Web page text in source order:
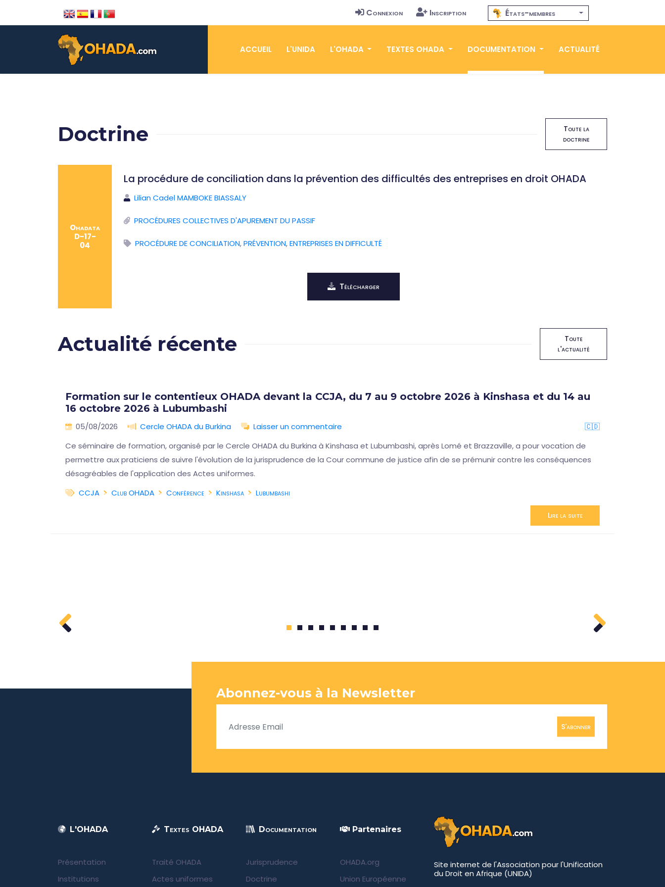
Connexion Inscription États-membres
ACCUEIL L'UNIDA L'OHADA TEXTES OHADA DOCUMENTATION ACTUALITÉ
Doctrine
Toute la
doctrine
Ohadata
D-17-
04
La procédure de conciliation dans la prévention des difficultés des entreprises en droit OHADA
Lilian Cadel MAMBOKE BIASSALY
PROCÉDURES COLLECTIVES D'APUREMENT DU PASSIF
PROCÉDURE DE CONCILIATION,PRÉVENTION,ENTREPRISES EN DIFFICULTÉ
Télécharger
Actualité récente
Toute
l'actualité
Formation sur le contentieux OHADA devant la CCJA, du 7 au 9 octobre 2026 à Kinshasa et du 14 au
16 octobre 2026 à Lubumbashi
05/08/2026 Cercle OHADA du Burkina Laisser un commentaire
🇨🇩
Ce séminaire de formation, organisé par le Cercle OHADA du Burkina à Kinshasa et Lubumbashi, après Lomé et Brazzaville, a pour vocation de
permettre aux praticiens de suivre l'évolution de la jurisprudence de la Cour commune de justice afin de se prémunir contre les conséquences
désagréables de l'application des Actes uniformes.
CCJA
Club OHADA Conférence Kinshasa Lubumbashi
Lire la suite
1 2 3 4 5 6 7 8 9
Abonnez-vous à la Newsletter
S'abonner
L'OHADA
Présentation
Institutions
Textes OHADA
Traité OHADA
Actes uniformes
Documentation
Jurisprudence
Doctrine
Partenaires
OHADA.org
Union Européenne
Site internet de l'Association pour l'Unification
du Droit en Afrique (UNIDA)